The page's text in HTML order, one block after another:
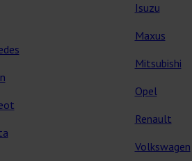
Isuzu
Maxus
Mitsubishi
Opel
Renault
Volkswagen